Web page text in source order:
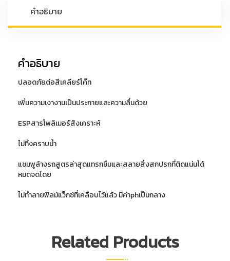
สังเคราะห์
oz.
คำอธิบาย
คำอธิบาย
ปลอดภัยต่อสีเคลียร์โค๊ท
เพิ่มความเงางามเป็นประกายและความลื่นด้วย
ESPสารโพลิเมอร์สังเคราะห์
ไม่ทิ้งคราบน้ำ
แชมพูล้างรถสูตรล่าสุดแทรกซึมและสลายสิ่งสกปรกที่ติดแน่นได้
หมดจดโดย
ไม่ทำลายฟิลม์แว็กซ์ที่เคลือบไว้แล้ว มีค่าphเป็นกลาง
Related Products